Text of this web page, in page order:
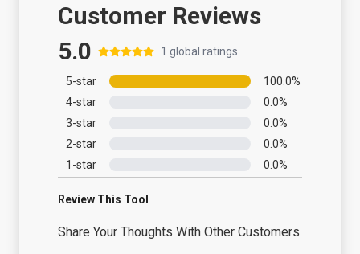
Customer Reviews
5.0
1 global ratings
5-star 100.0%
4-star 0.0%
3-star 0.0%
2-star 0.0%
1 -star 0.0%
Review This Tool
Share Your Thoughts With Other Customers